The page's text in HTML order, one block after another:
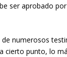
ser aprobado
numerosos
cierto punto, lo